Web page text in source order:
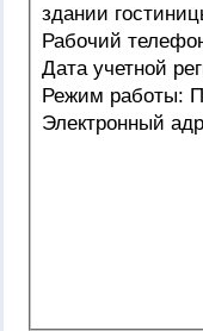
здании